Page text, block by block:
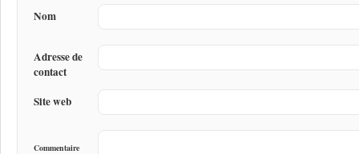
Nom
Adresse de
contact
Site web
Commentaire